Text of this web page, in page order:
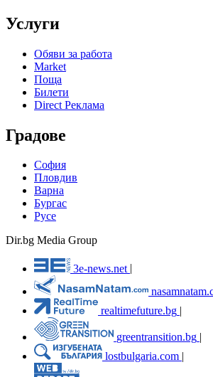
Услуги
Обяви за работа
Market
Поща
Билети
Direct Реклама
Градове
София
Пловдив
Варна
Бургас
Русе
Dir.bg Media Group
3e-news.net
realtimefuture.bg |
greentransition.bg |
lostbulgaria.com |